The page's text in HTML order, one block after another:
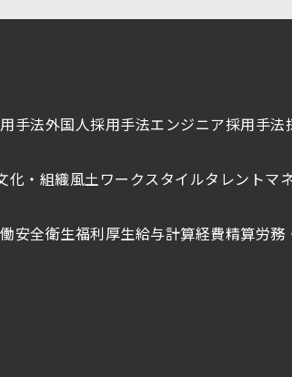
手法外国人採用手法エンジニア採用手法
化・組織風土 ワークスタイルタレントマ
安全衛生福利厚生給与計算経費精算労務